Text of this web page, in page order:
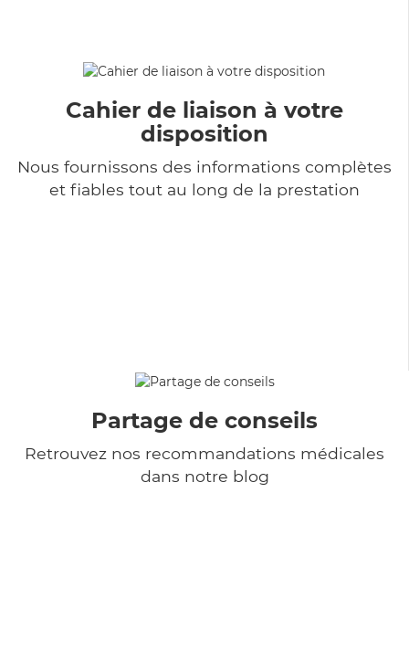
Cahier de liaison à votre
disposition
Nous fournissons des informations complètes
et fiables tout au long de la prestation
Partage de conseils
Retrouvez nos recommandations médicales
dans notre blog